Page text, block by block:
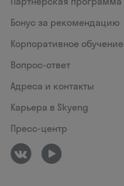
Бонус за рекомендацию
Корпоративное обучение
Вопрос-ответ
Адреса и контакты
Карьера в Skyeng
Пресс-центр